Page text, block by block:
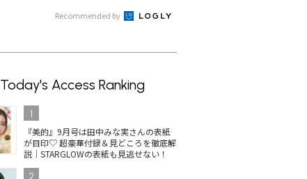
Recommended by
Today's Access Ranking
1
『美的』9月号は田中みな実さんの表紙
が目印♡ 超豪華付録＆見どころを徹底解
説｜STARGLOWの表紙も見逃せない！